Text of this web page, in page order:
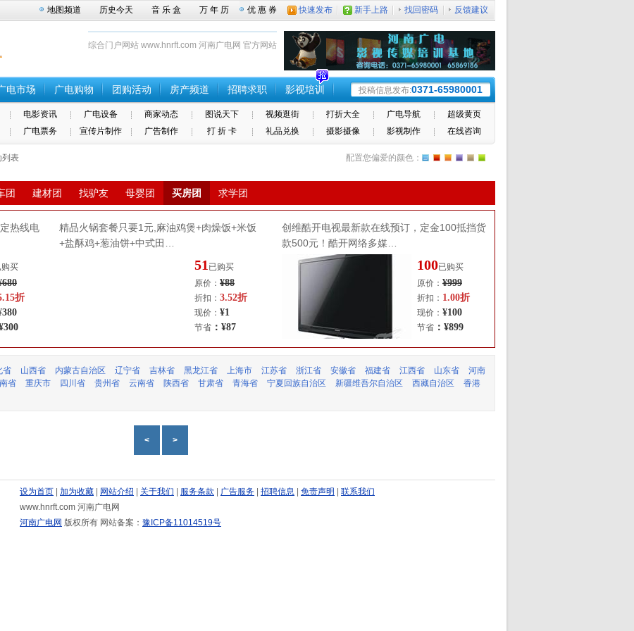
地图频道 历史今天 音 乐 盒 万 年 历 优 惠 券 快速发布 新手上路 找回密码 反馈建议
综合门户网站 www.hnrft.com 河南广电网 官方网站
电市场 广电购物 团购活动 房产频道 招聘求职 影视培训 投稿信息发布:0371-65980001
电影资讯 广电设备 商家动态 图说天下 视频逛街 打折大全 广电导航
超级黄页
广电票务 宣传片制作 广告制作 打 折 卡 礼品兑换 摄影摄像 影视制作 在线咨询
列表 配置您偏爱的颜色：
团 建材团 找驴友 母婴团 买房团 求学团
热线电
购买
折
精品火锅套餐只要1元,麻油鸡煲+肉燥饭+米饭
+盐酥鸡+葱油饼+中式田…
51 已购买
原价： ¥88
折扣： 3.52折
现价： ¥1
节省 ：¥87
创维酷开电视最新款在线预订，定金100抵挡货
款500元！酷开网络多媒…
100已购买
原价： ¥999
折扣： 1.00折
现价： ¥100
节省 ：¥899
省 山西省 内蒙古自治区 辽宁省 吉林省 黑龙江省 上海市 江苏省 浙江省 安徽省 福建省 江西省 山东省
河南
省 重庆市 四川省 贵州省 云南省 陕西省 甘肃省 青海省 宁夏回族自治区 新疆维吾尔自治区 西藏自治区
香港
< >
设为首页 加为收藏 网站介绍 关于我们 服务条款 广告服务 招聘信息 免责声明
联系我们
www.hnrft.com 河南广电网
河南广电网 版权所有 网站备案： 豫ICP备11014519号